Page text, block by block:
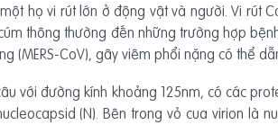
họ vi rút lớn ở động vật và người. Vi
thông thường đến những trường hợp
(MERS-CoV), gây viêm phổi nặng có thể
với đường kính khoảng 125nm, có các
(N). Bên trong vỏ cua virion